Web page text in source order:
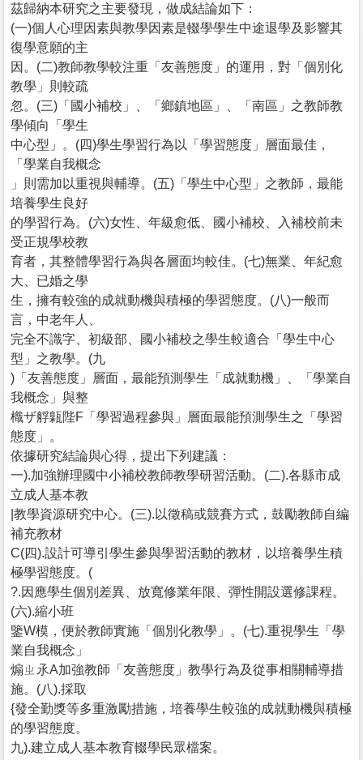
茲歸納本研究之主要發現，做成結論如下：
(一)個人心理因素與教學因素是輟學學生中途退學及影響其
復學意願的主
因。(二)教師教學較注重「友善態度」的運用，對「個別化
教學」則較疏
忽。(三)「國小補校」、「鄉鎮地區」、「南區」之教師教
學傾向「學生
中心型」。(四)學生學習行為以「學習態度」層面最佳，
「學業自我概念
」則需加以重視與輔導。(五)「學生中心型」之教師，最能
培養學生良好
的學習行為。(六)女性、年級愈低、國小補校、入補校前未
受正規學校教
育者，其整體學習行為與各層面均較佳。(七)無業、年紀愈
大、已婚之學
生，擁有較強的成就動機與積極的學習態度。(八)一般而
言，中老年人、
完全不識字、初級部、國小補校之學生較適合「學生中心
型」之教學。(九
)「友善態度」層面，最能預測學生「成就動機」、「學業自
我概念」與整
樴ザ艀甈陛F「學習過程參與」層面最能預測學生之「學習
態度」。
依據研究結論與心得，提出下列建議：
一).加強辦理國中小補校教師教學研習活動。(二).各縣市成
立成人基本教
|教學資源研究中心。(三).以徵稿或競賽方式，鼓勵教師自編
補充教材
C(四).設計可導引學生參與學習活動的教材，以培養學生積
極學習態度。(
?.因應學生個別差異、放寬修業年限、彈性開設選修課程。
(六).縮小班
鑒W模，便於教師實施「個別化教學」。(七).重視學生「學
業自我概念」
煽ㄓ氶A加強教師「友善態度」教學行為及從事相關輔導措
施。(八).採取
{發全勤獎等多重激勵措施，培養學生較強的成就動機與積極
的學習態度。
九).建立成人基本教育輟學民眾檔案。